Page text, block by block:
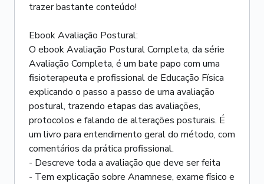
trazer bastante conteúdo!
Ebook Avaliação Postural:
O ebook Avaliação Postural Completa, da série
Avaliação Completa, é um bate papo com uma
fisioterapeuta e profissional de Educação Física
explicando o passo a passo de uma avaliação
postural, trazendo etapas das avaliações,
protocolos e falando de alterações posturais. É
um livro para entendimento geral do método, com
comentários da prática profissional.
- Descreve toda a avaliação que deve ser feita
- Tem explicação sobre Anamnese, exame físico e